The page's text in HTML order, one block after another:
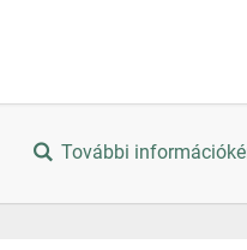
További